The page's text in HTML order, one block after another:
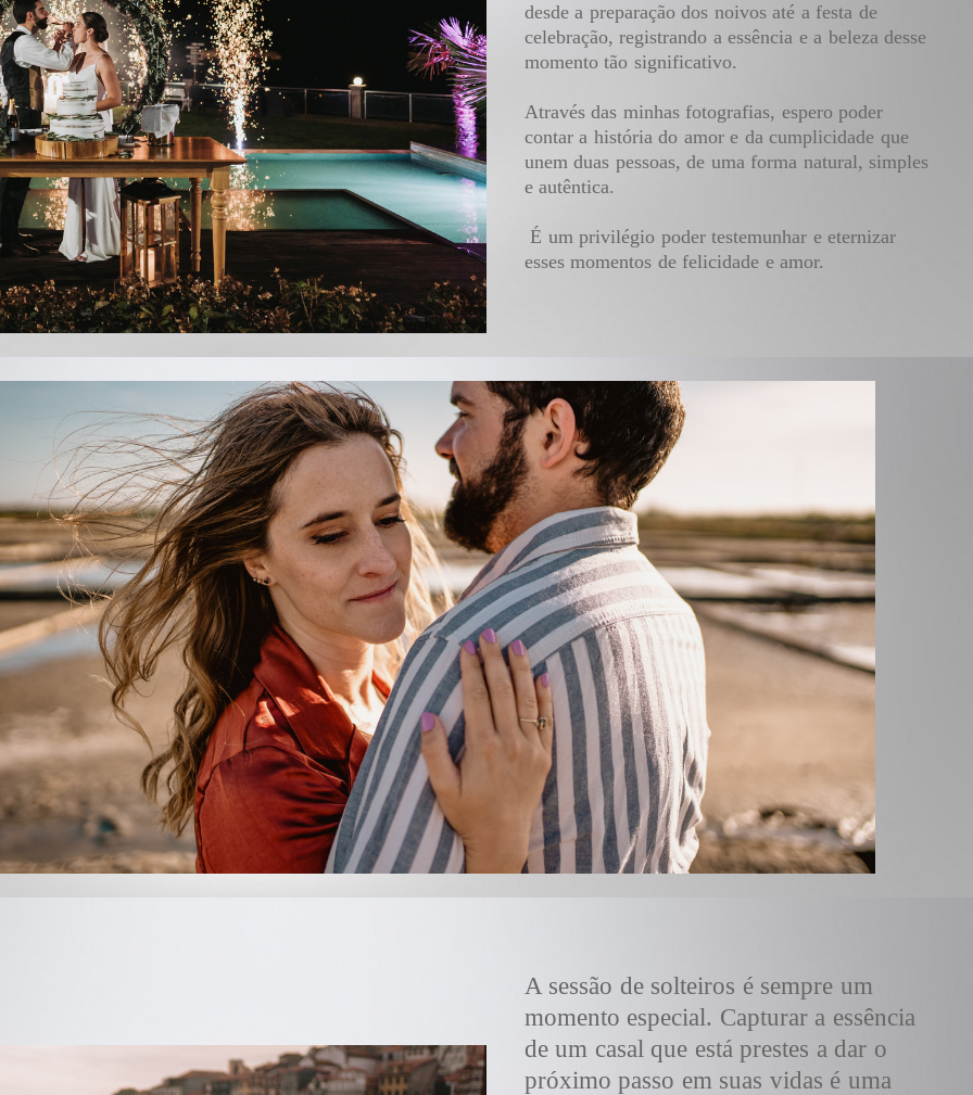
desde a preparação dos noivos até a festa de
celebração, registrando a essência e a beleza desse
momento tão significativo.
Através das minhas fotografias, espero poder
contar a história do amor e da cumplicidade que
unem duas pessoas, de uma forma natural, simples
e autêntica.
É um privilégio poder testemunhar e eternizar
esses momentos de felicidade e amor.
A sessão de solteiros é sempre um
momento especial. Capturar a essência
de um casal que está prestes a dar o
próximo passo em suas vidas é uma